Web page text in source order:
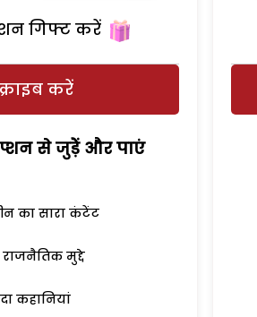
गिफ्ट करें
करें
से जुड़ेें और पाएं
का सारा कंटेंट
मुद्दे
कहानियां